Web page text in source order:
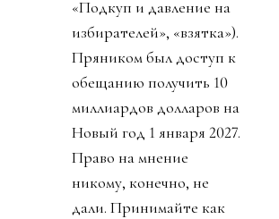
«Подкуп и давление на
избирателей», «взятка»).
Пряником был доступ к
обещанию получить 10
миллиардов долларов на
Новый год 1 января 2027.
Право на мнение
никому, конечно, не
дали. Принимайте как